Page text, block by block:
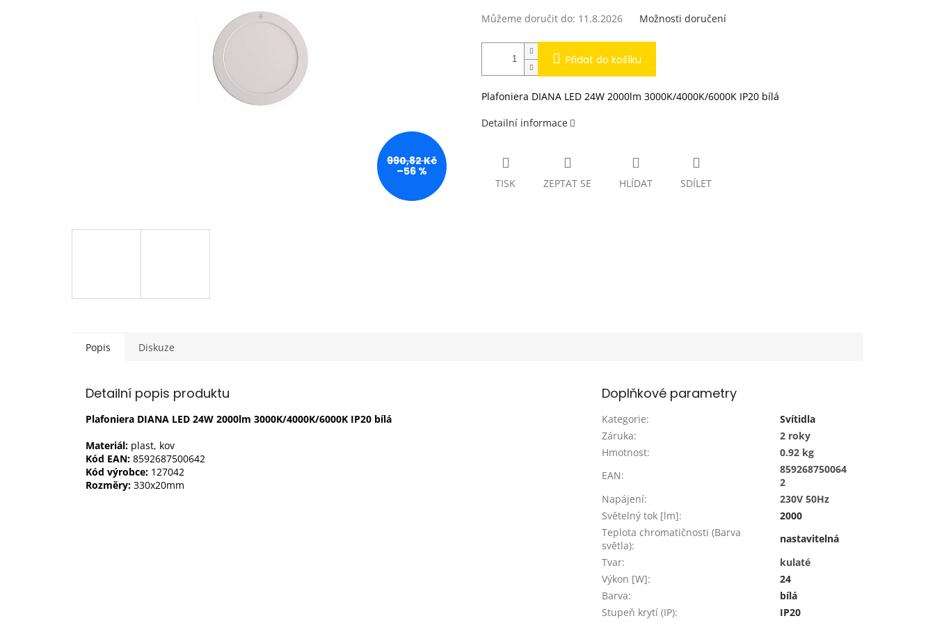
990,82 Kč
–56 %
Můžeme doručit do: 11.8.2026 Možnosti doručení
Přidat do košíku
Plafoniera DIANA LED 24W 2000lm 3000K/4000K/6000K IP20 bílá
Detailní informace
TISK ZEPTAT SE HLÍDAT SDÍLET
Popis Diskuze
Detailní popis produktu
Plafoniera DIANA LED 24W 2000lm 3000K/4000K/6000K IP20 bílá
Materiál: plast, kov
Kód EAN: 8592687500642
Kód výrobce: 127042
Rozměry: 330x20mm
Doplňkové parametry
Kategorie:
Svítidla
Záruka:
2 roky
Hmotnost:
0.92 kg
EAN:
859268750064
2
Napájení:
230V 50Hz
Světelný tok [lm]:
2000
Teplota chromatičnosti (Barva
světla):
nastavitelná
Tvar:
kulaté
Výkon [W]:
24
Barva:
bílá
Stupeň krytí (IP):
IP20